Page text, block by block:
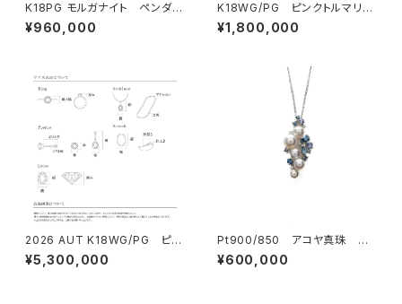
K18PG モルガナイト ペンダン
ト
¥960,000
K18WG/PG ピンクトルマリ
ン/ヒスイ ブローチ
¥1,800,000
2026 AUT K18WG/PG ピン
クダイヤモンド ピアス
¥5,300,000
Pt900/850 アコヤ真珠 ペ
ンダント
¥600,000